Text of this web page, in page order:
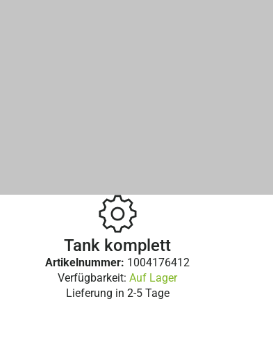
Tank komplett
Artikelnummer: 1004176412
Verfügbarkeit: Auf Lager
Lieferung in 2-5 Tage